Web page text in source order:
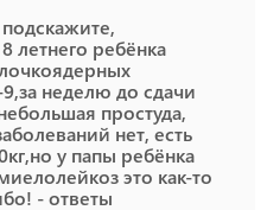
летнего ребёнка
неделю до сдачи
простуда,
нет, есть
у папы ребёнка
это как-то
- ответы